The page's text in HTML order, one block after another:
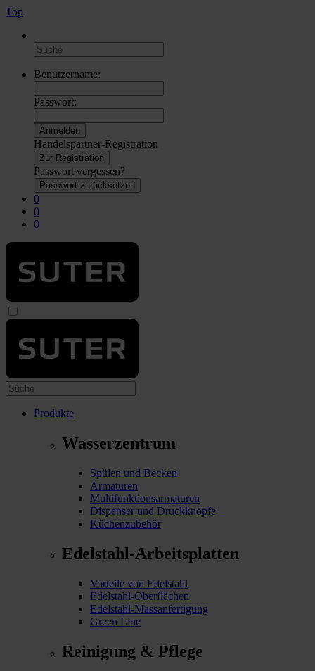
Top
Benutzername:
Passwort:
Handelspartner-Registration
Zur Registration
Passwort vergessen?
Passwort zurücksetzen
0
0
0
Produkte
Wasserzentrum
Spülen und Becken
Armaturen
Multifunktionsarmaturen
Dispenser und Druckknöpfe
Küchenzubehör
Edelstahl-Arbeitsplatten
Vorteile von Edelstahl
Edelstahl-Oberflächen
Edelstahl-Massanfertigung
Green Line
Reinigung & Pflege